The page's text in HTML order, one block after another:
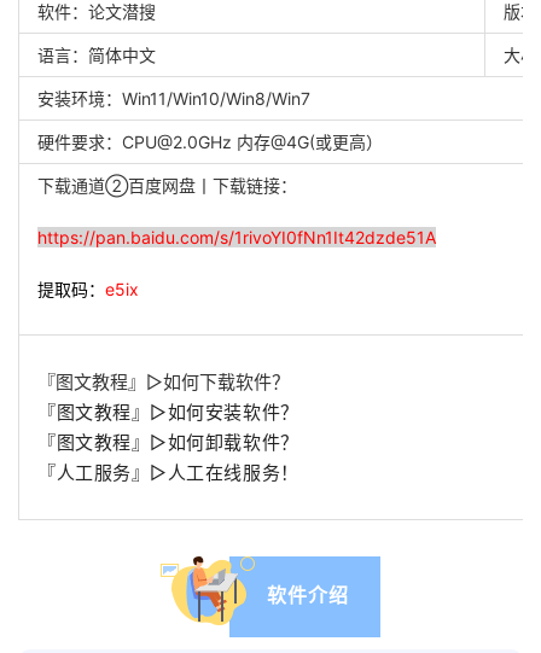
软件：论文潜搜 版
语言：简体中文 大
安装环境：Win11/Win10/Win8/Win7
硬件要求： CPU@2.0GHz 内存@4G(或更高）
下载通道②百度网盘丨 下载链接：
https://pan.baidu.com/s/1rivoYI0fNn1It42dzde51A
提取码： e5ix
『图文教程』▷如何下载软件？
『图文教程』▷如何安装软件？
『图文教程』▷如何卸载软件？
『人工服务』▷人工在线服务！
软件介绍